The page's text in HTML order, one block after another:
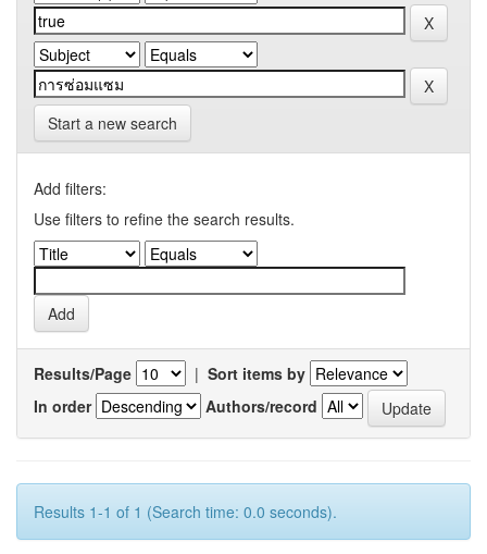
Start a new search
Add filters:
Use filters to refine the search results.
Results/Page | Sort items by
In order
Authors/record
Results 1-1 of 1 (Search time: 0.0 seconds).